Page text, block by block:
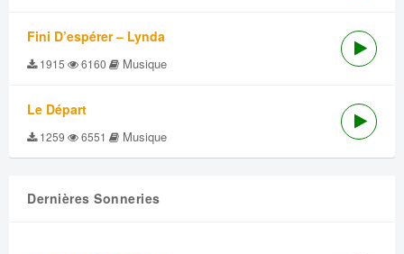
Fini D’espérer – Lynda
1915 6160 Musique
Le Départ
1259 6551 Musique
Dernières Sonneries